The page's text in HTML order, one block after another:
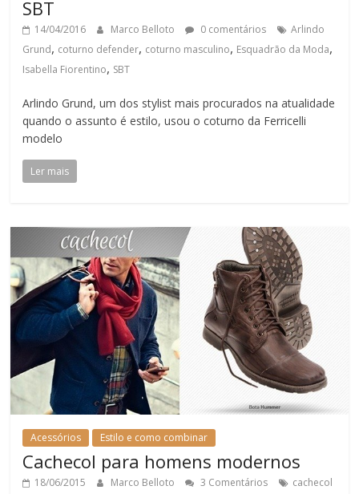
SBT
14/04/2016 Marco Belloto 0 comentários
Arlindo
Grund, coturno defender, coturno masculino, Esquadrão da Moda,
Isabella Fiorentino, SBT
Arlindo Grund, um dos stylist mais procurados na atualidade
quando o assunto é estilo, usou o coturno da Ferricelli
modelo
Ler mais
Acessórios Estilo e como combinar
Cachecol para homens modernos
18/06/2015 Marco Belloto 3 Comentários
cachecol